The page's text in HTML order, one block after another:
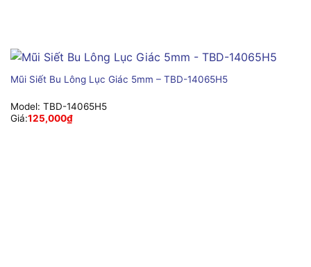
Mũi Siết Bu Lông Lục Giác 5mm – TBD-14065H5
Model: TBD-14065H5
Giá:125,000₫